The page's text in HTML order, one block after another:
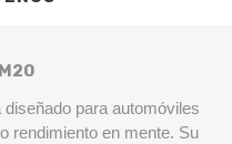
para automóviles
rendimiento en mente. Su